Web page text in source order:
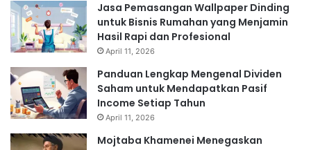
Jasa Pemasangan Wallpaper Dinding
untuk Bisnis Rumahan yang Menjamin
Hasil Rapi dan Profesional
April 11, 2026
Panduan Lengkap Mengenal Dividen
Saham untuk Mendapatkan Pasif
Income Setiap Tahun
April 11, 2026
Mojtaba Khamenei Menegaskan